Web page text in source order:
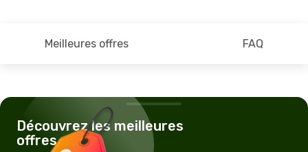
Meilleures offres FAQ
Découvrez les meilleures
offres